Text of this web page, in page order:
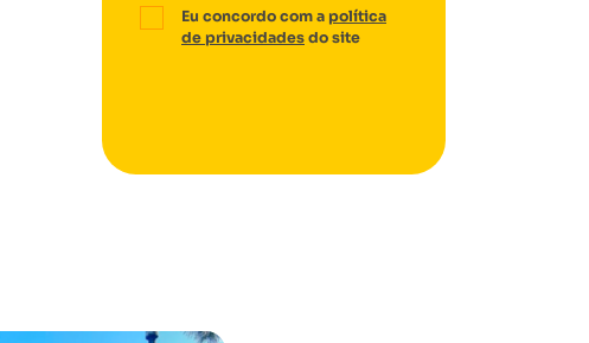
Eu concordo com a política
de privacidadesdo site